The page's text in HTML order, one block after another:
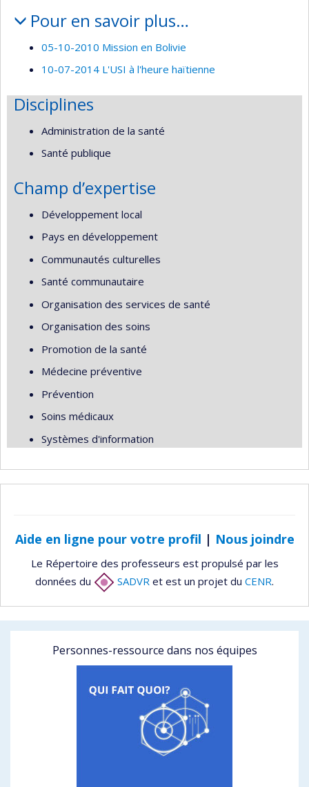
recherche
Pour en savoir plus…
05-10-2010 Mission en Bolivie
10-07-2014 L'USI à l'heure haïtienne
Disciplines
Administration de la santé
Santé publique
Champ d’expertise
Développement local
Pays en développement
Communautés culturelles
Santé communautaire
Organisation des services de santé
Organisation des soins
Promotion de la santé
Médecine préventive
Prévention
Soins médicaux
Systèmes d'information
Aide en ligne pour votre profil | Nous joindre
Le Répertoire des professeurs est propulsé par les
données du
SADVR et est un projet du CENR.
Personnes-ressource dans nos équipes